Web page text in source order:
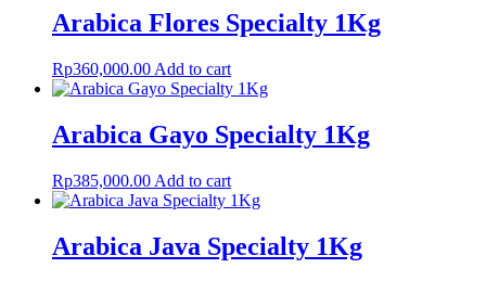
Arabica Flores Specialty 1Kg
Rp360,000.00 Add to cart
Arabica Gayo Specialty 1Kg
Rp385,000.00 Add to cart
Arabica Java Specialty 1Kg